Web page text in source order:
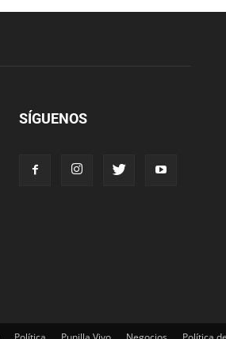
SÍGUENOS